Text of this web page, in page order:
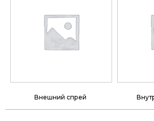
Внешний спрей